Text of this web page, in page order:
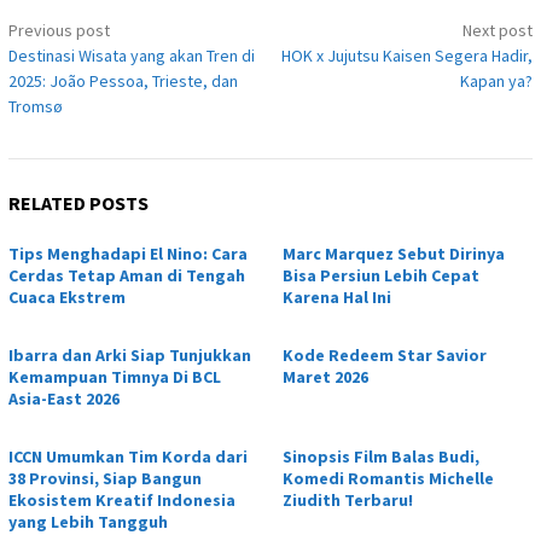
Post
navigation
Previous post
Destinasi Wisata yang akan Tren di
2025: João Pessoa, Trieste, dan
Tromsø
Next post
HOK x Jujutsu Kaisen Segera Hadir,
Kapan ya?
RELATED POSTS
Tips Menghadapi El Nino: Cara
Cerdas Tetap Aman di Tengah
Cuaca Ekstrem
Marc Marquez Sebut Dirinya
Bisa Persiun Lebih Cepat
Karena Hal Ini
Ibarra dan Arki Siap Tunjukkan
Kemampuan Timnya Di BCL
Asia-East 2026
Kode Redeem Star Savior
Maret 2026
ICCN Umumkan Tim Korda dari
38 Provinsi, Siap Bangun
Ekosistem Kreatif Indonesia
yang Lebih Tangguh
Sinopsis Film Balas Budi,
Komedi Romantis Michelle
Ziudith Terbaru!